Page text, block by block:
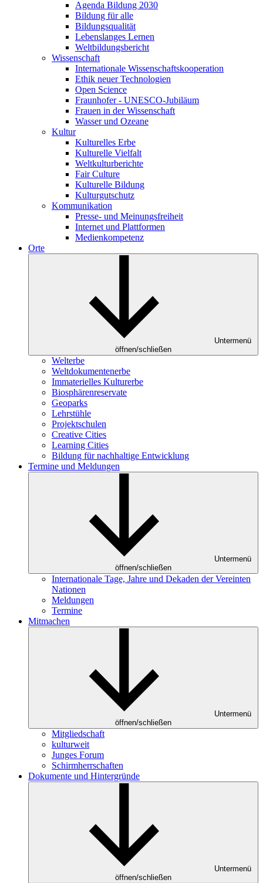
Agenda Bildung 2030
Bildung für alle
Bildungsqualität
Lebenslanges Lernen
Weltbildungsbericht
Wissenschaft
Internationale Wissenschaftskooperation
Ethik neuer Technologien
Open Science
Fraunhofer - UNESCO-Jubiläum
Frauen in der Wissenschaft
Wasser und Ozeane
Kultur
Kulturelles Erbe
Kulturelle Vielfalt
Weltkulturberichte
Fair Culture
Kulturelle Bildung
Kulturgutschutz
Kommunikation
Presse- und Meinungsfreiheit
Internet und Plattformen
Medienkompetenz
Orte
Untermenü
öffnen/schließen
Welterbe
Weltdokumentenerbe
Immaterielles Kulturerbe
Biosphärenreservate
Geoparks
Lehrstühle
Projektschulen
Creative Cities
Learning Cities
Bildung für nachhaltige Entwicklung
Termine und Meldungen
Untermenü
öffnen/schließen
Internationale Tage, Jahre und Dekaden der Vereinten
Nationen
Meldungen
Termine
Mitmachen
Untermenü
öffnen/schließen
Mitgliedschaft
kulturweit
Junges Forum
Schirmherrschaften
Dokumente und Hintergründe
Untermenü
öffnen/schließen